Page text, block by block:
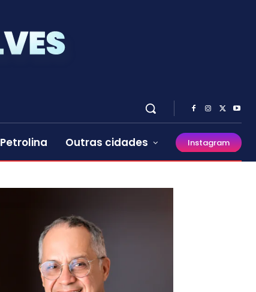
Petrolina Outras cidades Instagram